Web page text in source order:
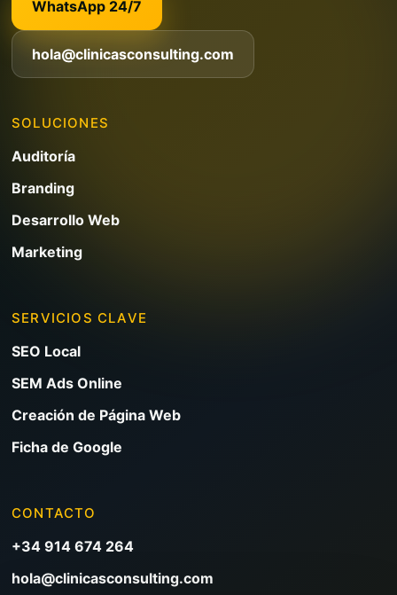
WhatsApp 24/7
hola@clinicasconsulting.com
SOLUCIONES
Auditoría
Branding
Desarrollo Web
Marketing
SERVICIOS CLAVE
SEO Local
SEM Ads Online
Creación de Página Web
Ficha de Google
CONTACTO
+34 914 674 264
hola@clinicasconsulting.com